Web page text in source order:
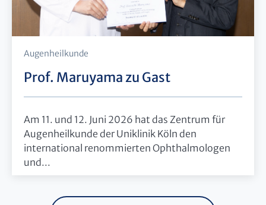
Augenheilkunde
Prof. Maruyama zu Gast
Am 11. und 12. Juni 2026 hat das Zentrum für
Augenheilkunde der Uniklinik Köln den
international renommierten Ophthalmologen
und...